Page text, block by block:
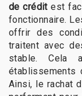
de créditest
fonctionnaire.
offrir des
traitent avec
stable. Cela
établissements
Ainsi, le rachat